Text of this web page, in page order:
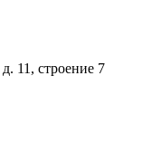
11, строение 7